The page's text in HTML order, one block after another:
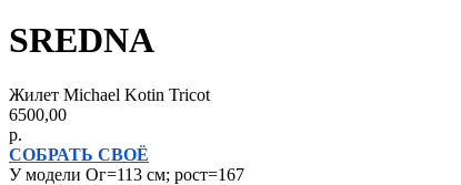
SREDNA
Жилет Michael Kotin Tricot
6500,00
р.
СОБРАТЬ СВОЁ
У модели Ог=113 см; рост=167